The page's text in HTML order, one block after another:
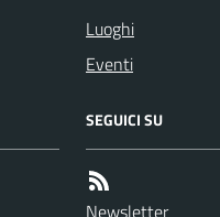
Luoghi
Eventi
SEGUICI SU
Newsletter